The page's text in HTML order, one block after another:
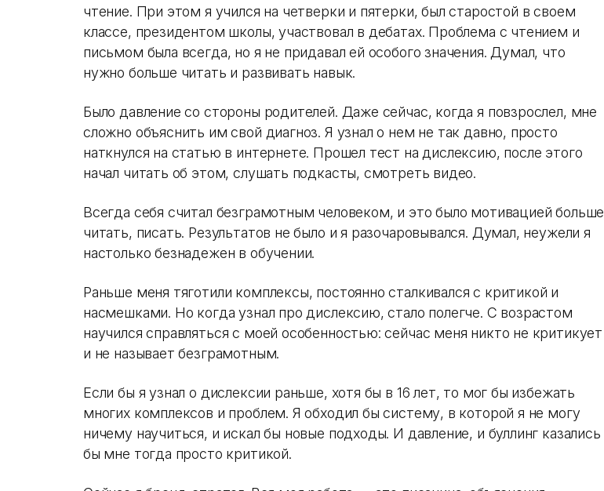
чтение. При этом я учился на четверки и пятерки, был старостой в своем
классе, президентом школы, участвовал в дебатах. Проблема с чтением и
письмом была всегда, но я не придавал ей особого значения. Думал, что
нужно больше читать и развивать навык.
Было давление со стороны родителей. Даже сейчас, когда я повзрослел, мне
сложно объяснить им свой диагноз. Я узнал о нем не так давно, просто
наткнулся на статью в интернете. Прошел тест на дислексию, после этого
начал читать об этом, слушать подкасты, смотреть видео.
Всегда себя считал безграмотным человеком, и это было мотивацией больше
читать, писать. Результатов не было и я разочаровывался. Думал, неужели я
настолько безнадежен в обучении.
Раньше меня тяготили комплексы, постоянно сталкивался с критикой и
насмешками. Но когда узнал про дислексию, стало полегче. С возрастом
научился справляться с моей особенностью: сейчас меня никто не критикует
и не называет безграмотным.
Если бы я узнал о дислексии раньше, хотя бы в 16 лет, то мог бы избежать
многих комплексов и проблем. Я обходил бы систему, в которой я не могу
ничему научиться, и искал бы новые подходы. И давление, и буллинг казались
бы мне тогда просто критикой.